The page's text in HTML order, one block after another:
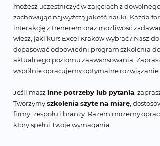
możesz uczestniczyć w zajęciach z
zachowując najwyższą jakość nauki. Każda
interakcję z trenerem oraz możliwość
wiesz, jaki kurs Excel Kraków wybrać? Nasz
dopasować odpowiedni program szkolenia
aktualnego poziomu zaawansowania.
wspólnie opracujemy optymalne rozwiązanie
Jeśli maszinne potrzeby lub pytania ,
Tworzymyszkolenia szyte na miarę ,
firmy, zespołu i branży. Razem możemy
który spełni Twoje wymagania.